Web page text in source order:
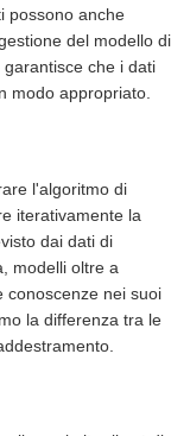
possono anche
del modello di
che i dati
modo appropriato.
l'algoritmo di
iterativamente la
dai dati di
modelli oltre a
conoscenze nei suoi
la differenza tra le